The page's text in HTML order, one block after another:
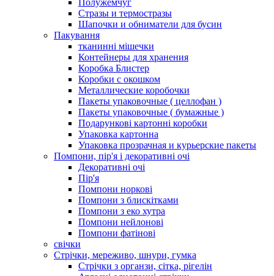
Полужемчуг
Стразы и термостразы
Шапочки и обниматели для бусин
Пакування
тканинні мішечки
Контейнеры для хранения
Коробка Блистер
Коробки с окошком
Металлические коробочки
Пакеты упаковочные ( целлофан )
Пакеты упаковочные ( бумажные )
Подарункові картонні коробки
Упаковка картонна
Упаковка прозрачная и курьерские пакеты
Помпони, пір'я і декоративні очі
Декоративні очі
Пір'я
Помпони норкові
Помпони з блискітками
Помпони з еко хутра
Помпони нейлонові
Помпони фатінові
свічки
Стрічки, мереживо, шнури, гумка
Стрічки з органзи, сітка, рігелін